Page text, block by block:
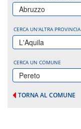
Abruzzo
CERCA UN'ALTRA PROVINCIA
L'Aquila
CERCA UN COMUNE
Pereto
TORNA AL COMUNE